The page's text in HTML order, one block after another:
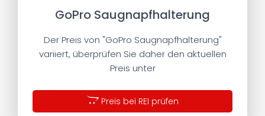
GoPro Saugnapfhalterung
Der Preis von "GoPro Saugnapfhalterung"
variiert, überprüfen Sie daher den aktuellen
Preis unter
Preis bei REI prüfen